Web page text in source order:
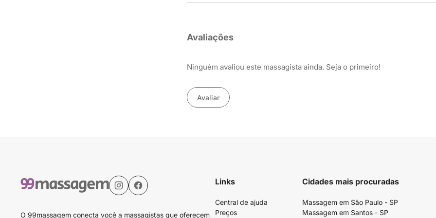
Avaliações
Ninguém avaliou este massagista ainda. Seja o primeiro!
Avaliar
O 99massagem conecta você a massagistas que oferecem
Links
Central de ajuda
Preços
Cidades mais procuradas
Massagem em São Paulo - SP
Massagem em Santos - SP